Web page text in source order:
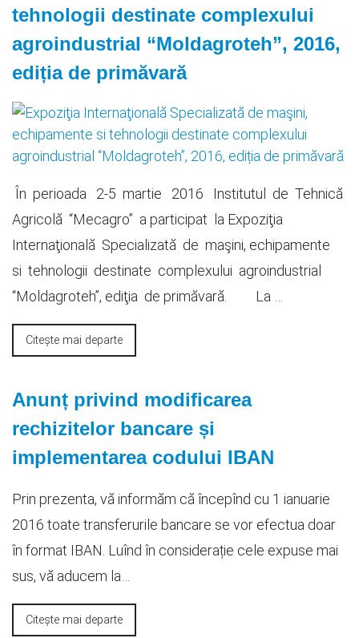
tehnologii destinate complexului
agroindustrial “Moldagroteh”, 2016,
ediția de primăvară
În perioada 2-5 martie 2016 Institutul de Tehnică
Agricolă “Mecagro” a participat la Expoziţia
Internaţională Specializată de maşini, echipamente
si tehnologii destinate complexului agroindustrial
“Moldagroteh”, ediţia de primăvară. La …
Citește mai departe
Anunț privind modificarea
rechizitelor bancare și
implementarea codului IBAN
Prin prezenta, vă informăm că începînd cu 1 ianuarie
2016 toate transferurile bancare se vor efectua doar
în format IBAN. Luînd în considerație cele expuse mai
sus, vă aducem la…
Citește mai departe